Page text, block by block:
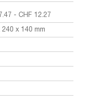
7.47 - CHF 12.27
240 x 140 mm